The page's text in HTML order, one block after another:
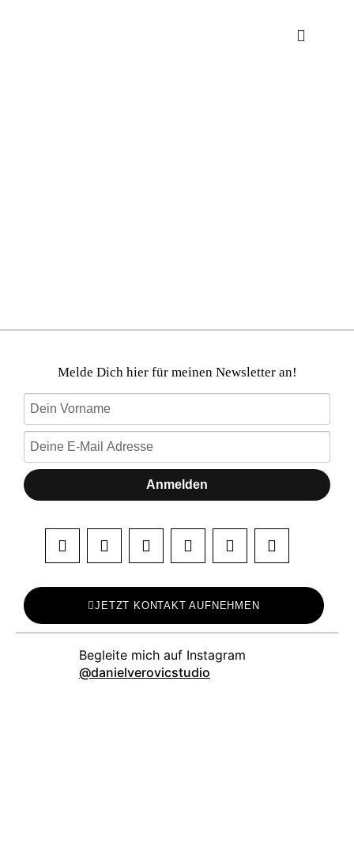
Melde Dich hier für meinen Newsletter an!
Anmelden
JETZT KONTAKT AUFNEHMEN
danielverovicstudio